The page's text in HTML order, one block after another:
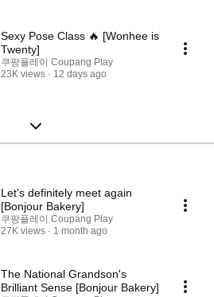
Sexy Pose Class 🔥 [Wonhee is
Twenty]
쿠팡플레이 Coupang Play
23K views
12 days ago
Let's definitely meet again
[Bonjour Bakery]
쿠팡플레이 Coupang Play
27K views
1 month ago
The National Grandson's
Brilliant Sense [Bonjour Bakery]